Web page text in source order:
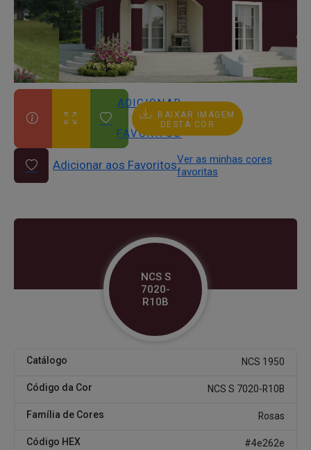
ADICIONAR
AOS
FAVORITOS
BAIXAR IMAGEM
DESTA COR
Adicionar aos FavoritosVer as minhas cores
favoritas
NCS S
7020-
R10B
Catálogo NCS 1950
Código da Cor NCS S 7020-R10B
Família de Cores Rosas
Código HEX #4e262e